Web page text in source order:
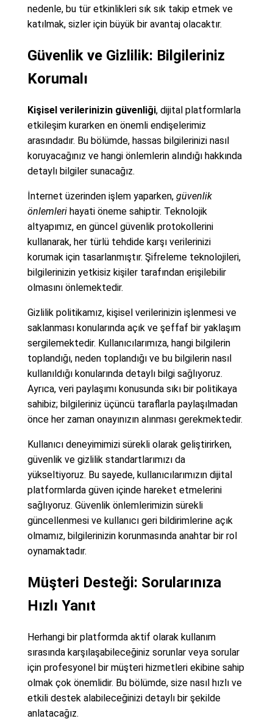
nedenle, bu tür etkinlikleri sık sık takip etmek ve
katılmak, sizler için büyük bir avantaj olacaktır.
Güvenlik ve Gizlilik: Bilgileriniz
Korumalı
Kişisel verilerinizin güvenliği, dijital platformlarla
etkileşim kurarken en önemli endişelerimiz
arasındadır. Bu bölümde, hassas bilgilerinizi nasıl
koruyacağınız ve hangi önlemlerin alındığı hakkında
detaylı bilgiler sunacağız.
İnternet üzerinden işlem yaparken, güvenlik
önlemlerihayati öneme sahiptir. Teknolojik
altyapımız, en güncel güvenlik protokollerini
kullanarak, her türlü tehdide karşı verilerinizi
korumak için tasarlanmıştır. Şifreleme teknolojileri,
bilgilerinizin yetkisiz kişiler tarafından erişilebilir
olmasını önlemektedir.
Gizlilik politikamız, kişisel verilerinizin işlenmesi ve
saklanması konularında açık ve şeffaf bir yaklaşım
sergilemektedir. Kullanıcılarımıza, hangi bilgilerin
toplandığı, neden toplandığı ve bu bilgilerin nasıl
kullanıldığı konularında detaylı bilgi sağlıyoruz.
Ayrıca, veri paylaşımı konusunda sıkı bir politikaya
sahibiz; bilgileriniz üçüncü taraflarla paylaşılmadan
önce her zaman onayınızın alınması gerekmektedir.
Kullanıcı deneyimimizi sürekli olarak geliştirirken,
güvenlik ve gizlilik standartlarımızı da
yükseltiyoruz. Bu sayede, kullanıcılarımızın dijital
platformlarda güven içinde hareket etmelerini
sağlıyoruz. Güvenlik önlemlerimizin sürekli
güncellenmesi ve kullanıcı geri bildirimlerine açık
olmamız, bilgilerinizin korunmasında anahtar bir rol
oynamaktadır.
Müşteri Desteği: Sorularınıza
Hızlı Yanıt
Herhangi bir platformda aktif olarak kullanım
sırasında karşılaşabileceğiniz sorunlar veya sorular
için profesyonel bir müşteri hizmetleri ekibine sahip
olmak çok önemlidir. Bu bölümde, size nasıl hızlı ve
etkili destek alabileceğinizi detaylı bir şekilde
anlatacağız.